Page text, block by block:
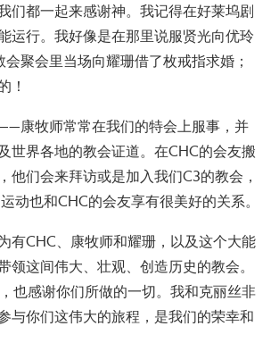
们都一起来感谢神。我记得在好莱坞剧
运行。我好像是在那里说服贤光向优玲
聚会里当场向耀珊借了枚戒指求婚；
！
康牧师常常在我们的特会上服事，并
世界各地的教会证道。在CHC的会友搬
他们会来拜访或是加入我们C3的教会，
动也和CHC的会友享有很美好的关系。
有CHC、康牧师和耀珊，以及这个大能
领这间伟大、壮观、创造历史的教会。
也感谢你们所做的一切。我和克丽丝非
与你们这伟大的旅程，是我们的荣幸和